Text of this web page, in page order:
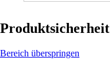
Produktsicherheit
Bereich überspringen